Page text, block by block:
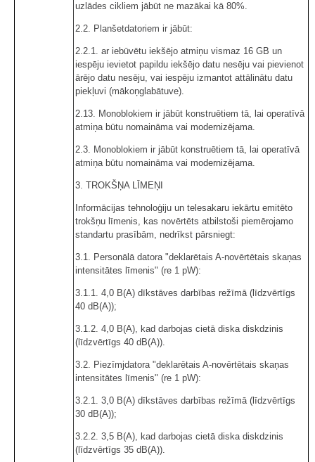
uzlādes cikliem jābūt ne mazākai kā 80%.
2.2. Planšetdatoriem ir jābūt:
2.2.1. ar iebūvētu iekšējo atmiņu vismaz 16 GB un
iespēju ievietot papildu iekšējo datu nesēju vai pievienot
ārējo datu nesēju, vai iespēju izmantot attālinātu datu
piekļuvi (mākoņglabātuve).
2.13. Monoblokiem ir jābūt konstruētiem tā, lai operatīvā
atmiņa būtu nomaināma vai modernizējama.
2.3. Monoblokiem ir jābūt konstruētiem tā, lai operatīvā
atmiņa būtu nomaināma vai modernizējama.
3. TROKŠŅA LĪMEŅI
Informācijas tehnoloģiju un telesakaru iekārtu emitēto
trokšņu līmenis, kas novērtēts atbilstoši piemērojamo
standartu prasībām, nedrīkst pārsniegt:
3.1. Personālā datora "deklarētais A-novērtētais skaņas
intensitātes līmenis" (re 1 pW):
3.1.1. 4,0 B(A) dīkstāves darbības režīmā (līdzvērtīgs
40 dB(A));
3.1.2. 4,0 B(A), kad darbojas cietā diska diskdzinis
(līdzvērtīgs 40 dB(A)).
3.2. Piezīmjdatora "deklarētais A-novērtētais skaņas
intensitātes līmenis" (re 1 pW):
3.2.1. 3,0 B(A) dīkstāves darbības režīmā (līdzvērtīgs
30 dB(A));
3.2.2. 3,5 B(A), kad darbojas cietā diska diskdzinis
(līdzvērtīgs 35 dB(A)).